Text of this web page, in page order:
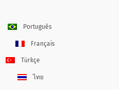
Português
Français
Türkçe
ไทย